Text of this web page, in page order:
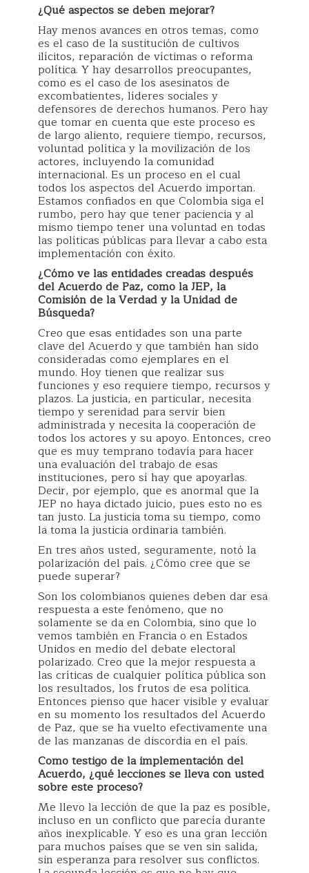
¿Qué aspectos se deben mejorar?
Hay menos avances en otros temas, como
es el caso de la sustitución de cultivos
ilícitos, reparación de víctimas o reforma
política. Y hay desarrollos preocupantes,
como es el caso de los asesinatos de
excombatientes, líderes sociales y
defensores de derechos humanos. Pero hay
que tomar en cuenta que este proceso es
de largo aliento, requiere tiempo, recursos,
voluntad política y la movilización de los
actores, incluyendo la comunidad
internacional. Es un proceso en el cual
todos los aspectos del Acuerdo importan.
Estamos confiados en que Colombia siga el
rumbo, pero hay que tener paciencia y al
mismo tiempo tener una voluntad en todas
las políticas públicas para llevar a cabo esta
implementación con éxito.
¿Cómo ve las entidades creadas después
del Acuerdo de Paz, como la JEP, la
Comisión de la Verdad y la Unidad de
Búsqueda?
Creo que esas entidades son una parte
clave del Acuerdo y que también han sido
consideradas como ejemplares en el
mundo. Hoy tienen que realizar sus
funciones y eso requiere tiempo, recursos y
plazos. La justicia, en particular, necesita
tiempo y serenidad para servir bien
administrada y necesita la cooperación de
todos los actores y su apoyo. Entonces, creo
que es muy temprano todavía para hacer
una evaluación del trabajo de esas
instituciones, pero sí hay que apoyarlas.
Decir, por ejemplo, que es anormal que la
JEP no haya dictado juicio, pues esto no es
tan justo. La justicia toma su tiempo, como
la toma la justicia ordinaria también.
En tres años usted, seguramente, notó la
polarización del país. ¿Cómo cree que se
puede superar?
Son los colombianos quienes deben dar esa
respuesta a este fenómeno, que no
solamente se da en Colombia, sino que lo
vemos también en Francia o en Estados
Unidos en medio del debate electoral
polarizado. Creo que la mejor respuesta a
las críticas de cualquier política pública son
los resultados, los frutos de esa política.
Entonces pienso que hacer visible y evaluar
en su momento los resultados del Acuerdo
de Paz, que se ha vuelto efectivamente una
de las manzanas de discordia en el país.
Como testigo de la implementación del
Acuerdo, ¿qué lecciones se lleva con usted
sobre este proceso?
Me llevo la lección de que la paz es posible,
incluso en un conflicto que parecía durante
años inexplicable. Y eso es una gran lección
para muchos países que se ven sin salida,
sin esperanza para resolver sus conflictos.